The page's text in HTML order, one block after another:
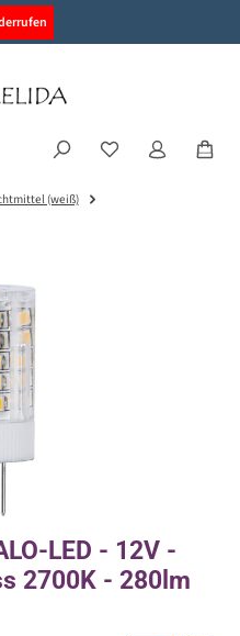
(weiß)
LED - 12V -
2700K - 280lm